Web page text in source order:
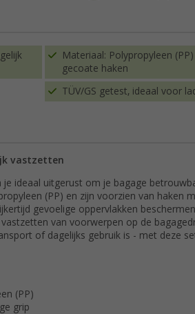
Materiaal: Polypropyleen
gecoate haken
TÜV/GS getest, ideaal voor
vastzetten
ideaal uitgerust om je bagage
(PP) en zijn voorzien van haken
gevoelige oppervlakken
van voorwerpen op de
of dagelijks gebruik is - met deze
(PP)
grip